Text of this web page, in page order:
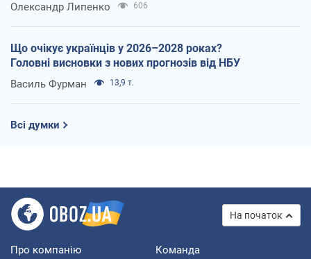
Олександр Липенко 606
Що очікує українців у 2026–2028 роках?
Головні висновки з нових прогнозів від НБУ
Василь Фурман 13,9 т.
Всі думки
На початок
Про компанію Команда